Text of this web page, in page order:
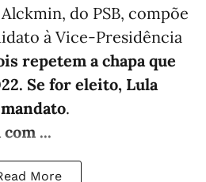
do PSB, compõe
à Vice-Presidência
repetem a chapa que
Se for eleito, Lula
.
...
More